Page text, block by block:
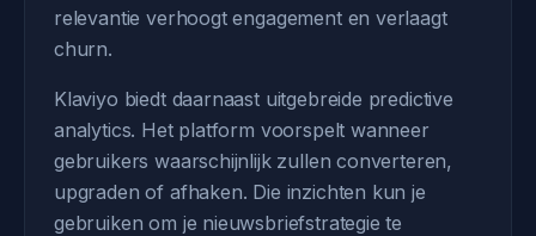
relevantie verhoogt engagement en verlaagt
churn.
Klaviyo biedt daarnaast uitgebreide predictive
analytics. Het platform voorspelt wanneer
gebruikers waarschijnlijk zullen converteren,
upgraden of afhaken. Die inzichten kun je
gebruiken om je nieuwsbriefstrategie te